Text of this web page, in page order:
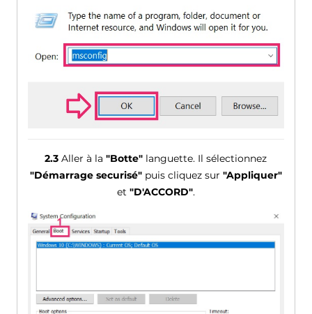
2.3 Aller à la"Botte" languette. Il sélectionnez
"Démarrage securisé"puis cliquez sur "Appliquer"
et "D'ACCORD".